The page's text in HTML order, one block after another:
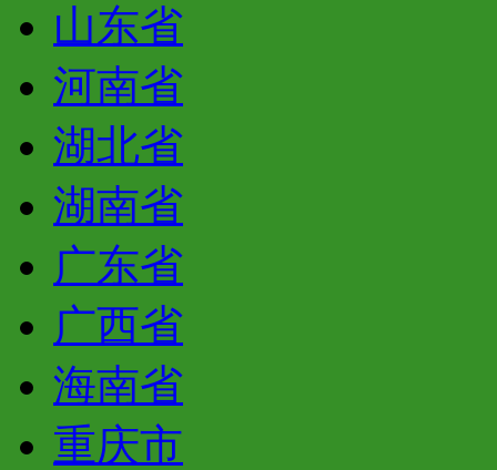
山东省
河南省
湖北省
湖南省
广东省
广西省
海南省
重庆市